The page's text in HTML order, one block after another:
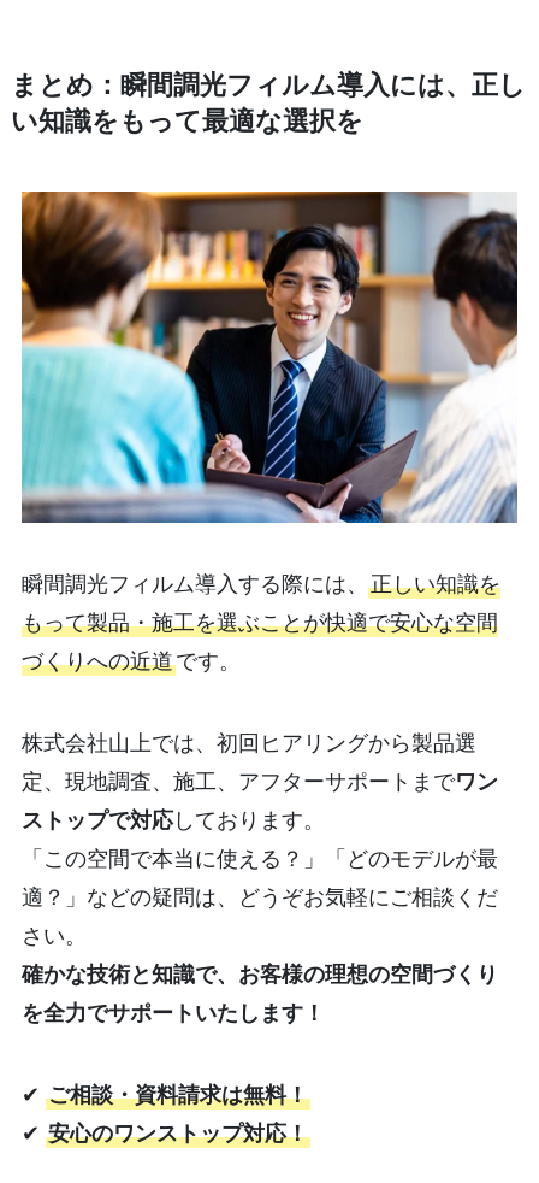
まとめ ：瞬間調光フィルム導入には、正し
い知識をもって最適な選択を
瞬間調光フィルム導入する際には、 正しい知識を
もって製品・施工を選ぶことが快適で安心な空間
づくりへの近道です。
株式会社山上では、初回ヒアリングから製品選
定、現地調査、施工、アフターサポートまでワン
ストップで対応しております。
「この空間で本当に使える？」「どのモデルが最
適？」などの疑問は、どうぞお気軽にご相談くだ
さい。
確かな技術と知識で、お客様の理想の空間づくり
を全力でサポートいたします！
✔ ご相談・資料請求は無料！
✔ 安心のワンストップ対応！